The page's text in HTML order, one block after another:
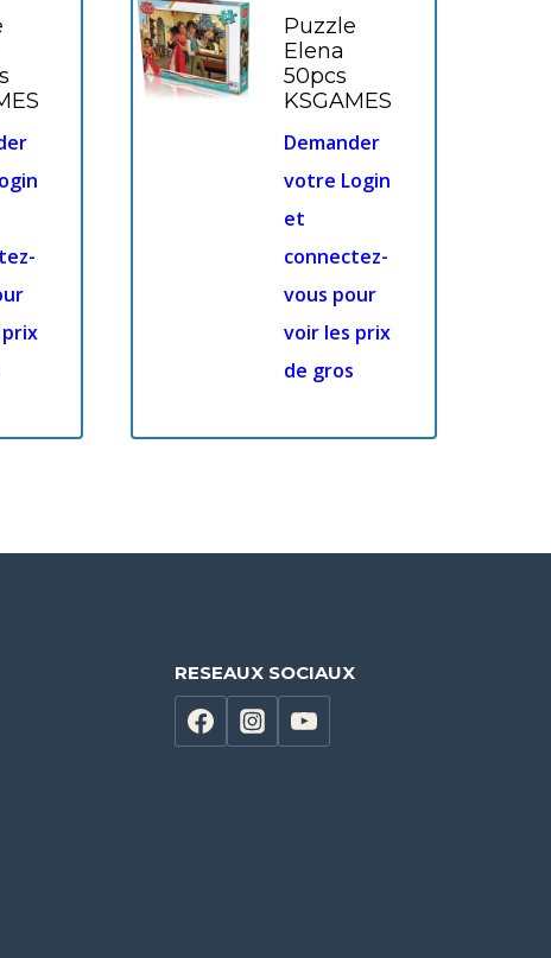
Puzzle
Elena
50pcs
KSGAMES
Demander
votre Login
et
connectez-
vous pour
voir les prix
de gros
RESEAUX SOCIAUX